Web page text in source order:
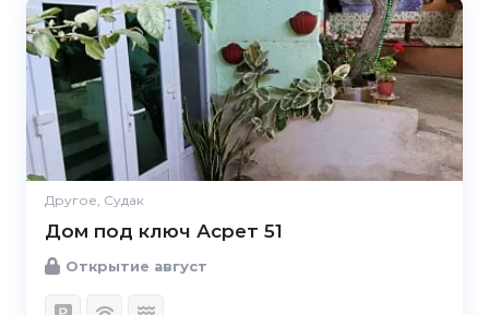
Другое, Судак
Дом под ключ Асрет 51
Открытие август